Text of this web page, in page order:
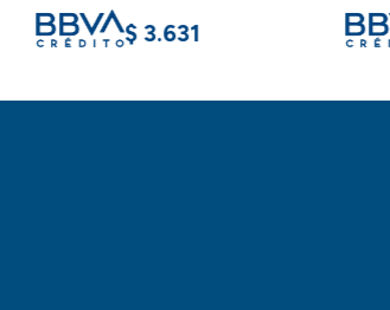
$ 3.631